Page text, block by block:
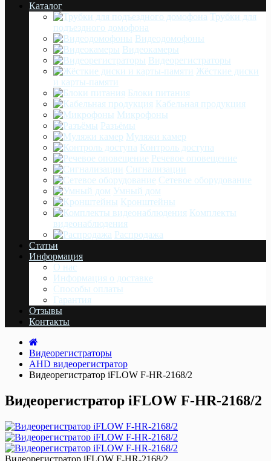
Каталог
Трубки для
подъездного домофона
Видеодомофоны
Видеокамеры
Видеорегистраторы
Жёсткие диски
и карты-памяти
Блоки питания
Кабельная продукция
Микрофоны
Разъёмы
Муляжи камер
Контроль доступа
Речевое оповещение
Сигнализации
Сетевое оборудование
Умный дом
Кронштейны
Комплекты
видеонаблюдения
Распродажа
Статьи
Информация
О нас
Информация о доставке
Cпособы оплаты
Гарантия
Отзывы
Контакты
Видеорегистраторы
AHD видеорегистратор
Видеорегистратор iFLOW F-HR-2168/2
Видеорегистратор iFLOW F-HR-2168/2
Видеорегистратор iFLOW F-HR-2168/2